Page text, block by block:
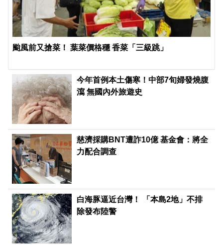
颱風前又搶菜！ 葉菜價格穩 香菜「三級跳」
今年首例本土傷寒！中部7旬婦發燒腹
瀉 無國內外旅遊史
慈濟採購BNT遭詐10億 基金會：將全
力配合調查
白海豚逼近台灣！ 「本島2地」不排
除發布陸警